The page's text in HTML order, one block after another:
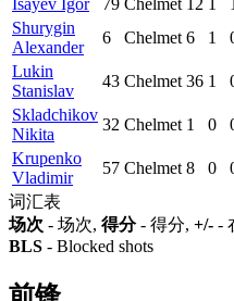
Isayev Igor 79 Chelmet 12 1
Shurygin
Alexander
6 Chelmet 6 1
Lukin
Stanislav
43 Chelmet 36 1
Skladchikov
Nikita
32 Chelmet 1 0
Krupenko
Vladimir
57 Chelmet 8 0
词汇表
场次 - 场次, 得分- 得分, +/- -
BLS - Blocked shots